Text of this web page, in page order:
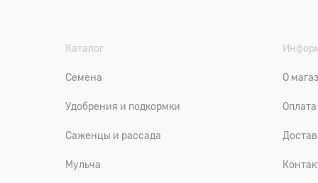
Каталог
Семена
Удобрения и подкормки
Саженцы и рассада
Мульча
О
Оплата